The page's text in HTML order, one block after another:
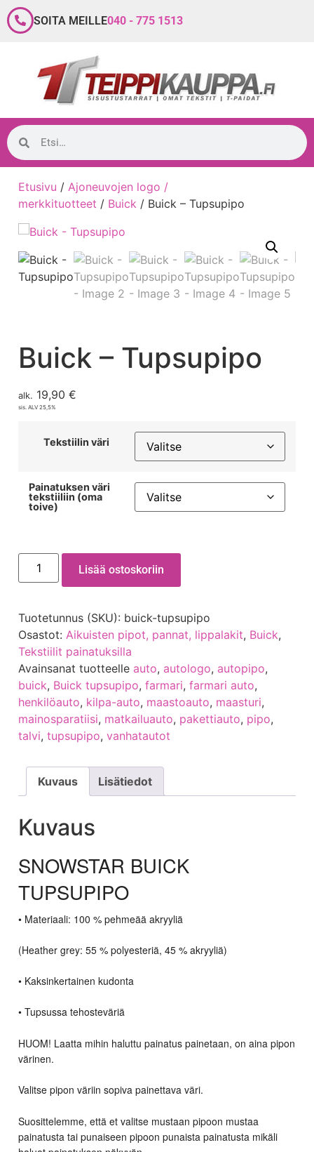
SOITA MEILLE040 - 775 1513
Etusivu / Ajoneuvojen logo /
merkkituotteet / Buick / Buick – Tupsupipo
Buick – Tupsupipo
alk. 19,90 €
sis. ALV 25,5%
Tekstiilin väri
Painatuksen väri
tekstiiliin (oma
toive)
Lisää ostoskoriin
Tuotetunnus (SKU): buick-tupsupipo
Osastot: Aikuisten pipot, pannat, lippalakit, Buick,
Tekstiilit painatuksilla
Avainsanat tuotteelle auto, autologo, autopipo,
buick, Buick tupsupipo, farmari, farmari auto,
henkilöauto, kilpa-auto, maastoauto, maasturi,
mainosparatiisi, matkailuauto, pakettiauto, pipo,
talvi, tupsupipo, vanhatautot
Kuvaus Lisätiedot
Kuvaus
SNOWSTAR BUICK
TUPSUPIPO
• Materiaali: 100 % pehmeää akryyliä
(Heather grey: 55 % polyesteriä, 45 % akryyliä)
• Kaksinkertainen kudonta
• Tupsussa tehosteväriä
HUOM! Laatta mihin haluttu painatus painetaan, on aina pipon
värinen.
Valitse pipon väriin sopiva painettava väri.
Suosittelemme, että et valitse mustaan pipoon mustaa
painatusta tai punaiseen pipoon punaista painatusta mikäli